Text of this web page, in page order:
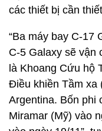
các thiết bị cần
“Ba máy bay C-17
C-5 Galaxy sẽ vận
là Khoang Cứu hộ
Điều khiền Tầm xa
Argentina. Bốn phi
Miramar (Mỹ) vào